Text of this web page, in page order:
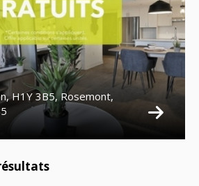
H1Y 3B5, Rosemont,